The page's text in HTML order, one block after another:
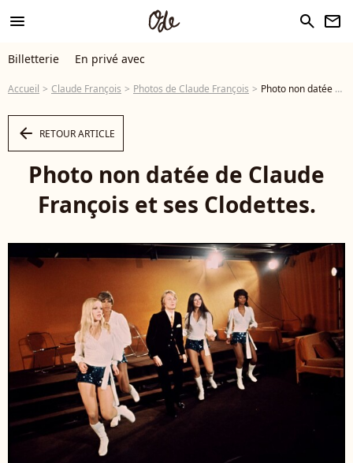
menu search newsletter
Billetterie En privé avec
Accueil Claude François Photos de Claude François Photo non datée de Claude François et ses Clodettes. - Photo
arrow_left RETOUR ARTICLE
Photo non datée de Claude
François et ses Clodettes.